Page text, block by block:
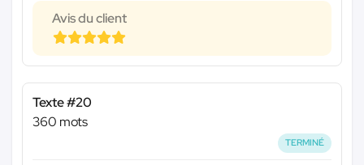
Avis du client
Texte #20
360 mots
TERMINÉ